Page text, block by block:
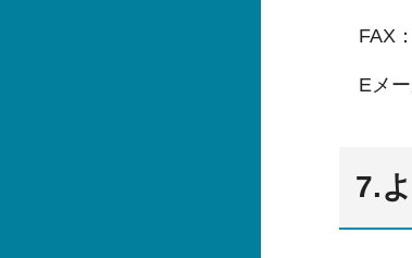
FAX
Eメー
7.